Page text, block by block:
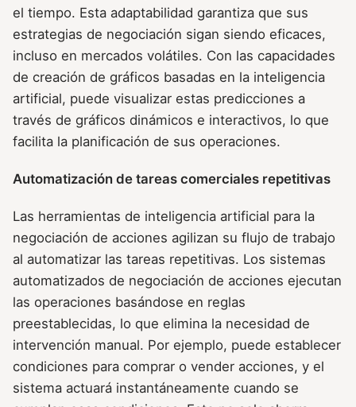
el tiempo. Esta adaptabilidad garantiza que sus
estrategias de negociación sigan siendo eficaces,
incluso en mercados volátiles. Con las capacidades
de creación de gráficos basadas en la inteligencia
artificial, puede visualizar estas predicciones a
través de gráficos dinámicos e interactivos, lo que
facilita la planificación de sus operaciones.
Automatización de tareas comerciales repetitivas
Las herramientas de inteligencia artificial para la
negociación de acciones agilizan su flujo de trabajo
al automatizar las tareas repetitivas. Los sistemas
automatizados de negociación de acciones ejecutan
las operaciones basándose en reglas
preestablecidas, lo que elimina la necesidad de
intervención manual. Por ejemplo, puede establecer
condiciones para comprar o vender acciones, y el
sistema actuará instantáneamente cuando se